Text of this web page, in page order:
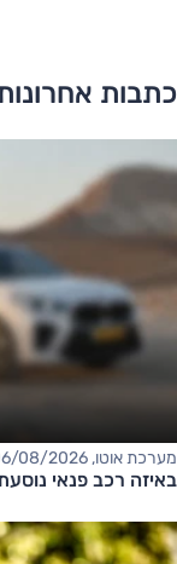
כתבות
מערכת אוטו, 06/08/2026
באיזה רכב פנאי